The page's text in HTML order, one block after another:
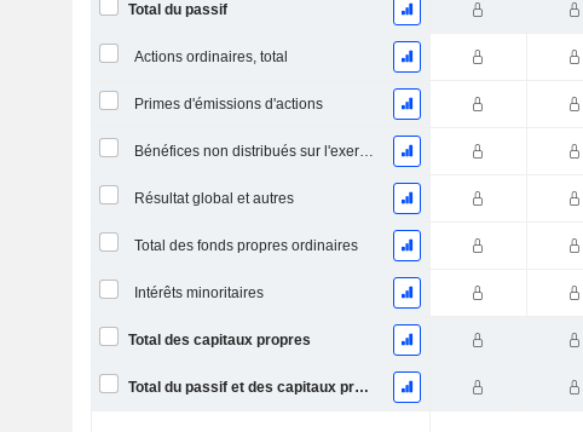
Total du passif
Actions ordinaires, total
Primes d'émissions d'actions
Bénéfices non distribués sur l'exercice
Résultat global et autres
Total des fonds propres ordinaires
Intérêts minoritaires
Total des capitaux propres
Total du passif et des capitaux propres